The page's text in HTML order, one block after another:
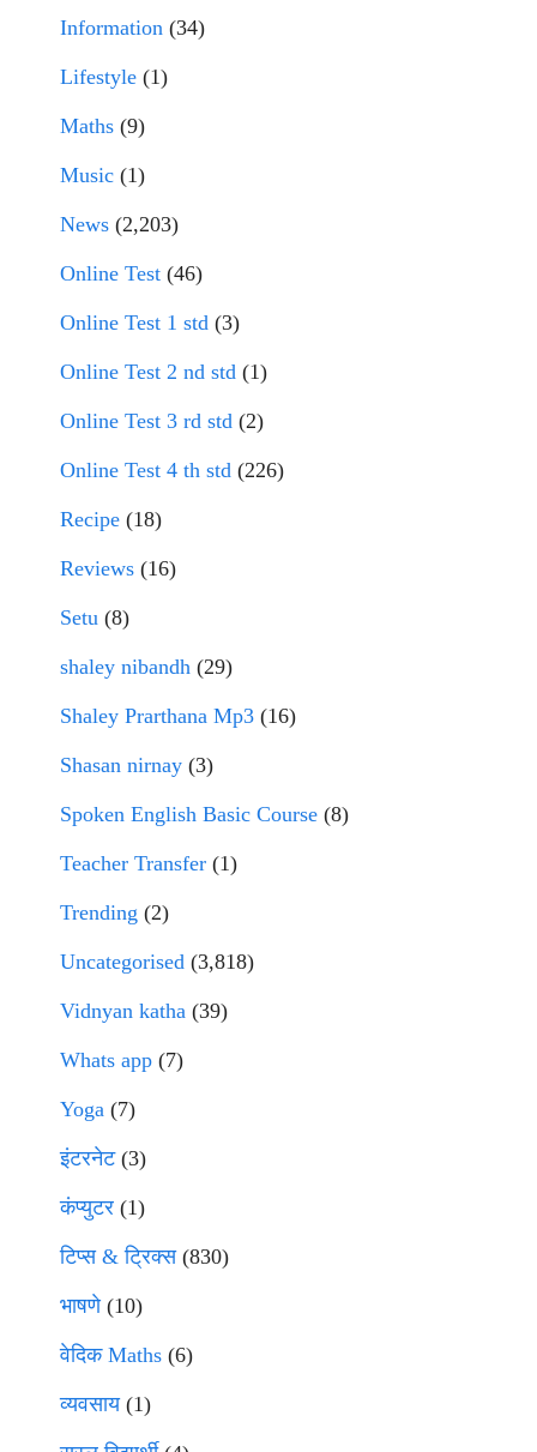
Information (34)
Lifestyle (1)
Maths (9)
Music (1)
News (2,203)
Online Test (46)
Online Test 1 std (3)
Online Test 2 nd std (1)
Online Test 3 rd std (2)
Online Test 4 th std (226)
Recipe (18)
Reviews (16)
Setu (8)
shaley nibandh (29)
Shaley Prarthana Mp3 (16)
Shasan nirnay (3)
Spoken English Basic Course (8)
Teacher Transfer (1)
Trending (2)
Uncategorised (3,818)
Vidnyan katha (39)
Whats app (7)
Yoga (7)
इंटरनेट(3)
कंप्युटर (1)
टिप्स & ट्रिक्स(830)
भाषणे(10)
वेदिक Maths (6)
व्यवसाय(1)